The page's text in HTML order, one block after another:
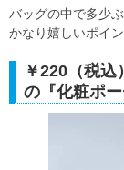
バッグの中で多少
かなり嬉しいポイン
￥220（税
の『化粧ポ